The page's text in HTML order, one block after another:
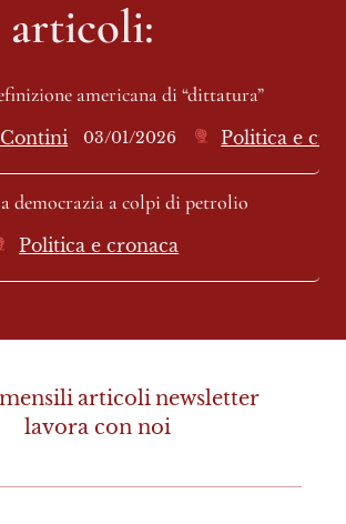
americana di “dittatura”
03/01/2026 Politica e
democrazia a colpi di petrolio
Politica e cronaca
mensiliarticolinewsletter
lavora con noi